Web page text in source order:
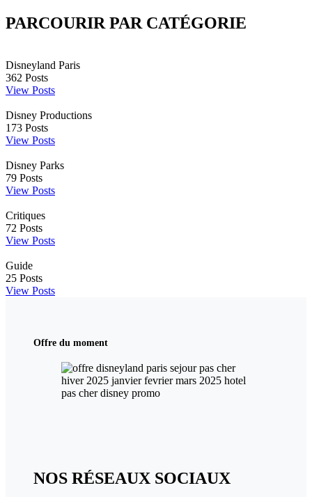
PARCOURIR PAR CATÉGORIE
Disneyland Paris
362 Posts
View Posts
Disney Productions
173 Posts
View Posts
Disney Parks
79 Posts
View Posts
Critiques
72 Posts
View Posts
Guide
25 Posts
View Posts
Offre du moment
NOS RÉSEAUX SOCIAUX